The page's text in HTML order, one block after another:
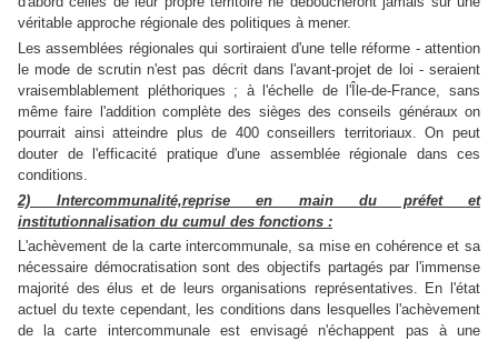
véritable approche régionale des politiques à mener.
Les assemblées régionales qui sortiraient d'une telle réforme - attention
le mode de scrutin n'est pas décrit dans l'avant-projet de loi - seraient
vraisemblablement pléthoriques ; à l'échelle de l'Île-de-France, sans
même faire l'addition complète des sièges des conseils généraux on
pourrait ainsi atteindre plus de 400 conseillers territoriaux. On peut
douter de l'efficacité pratique d'une assemblée régionale dans ces
conditions.
2) Intercommunalité,reprise en main du préfet et
institutionnalisation du cumul des fonctions :
L'achèvement de la carte intercommunale, sa mise en cohérence et sa
nécessaire démocratisation sont des objectifs partagés par l'immense
majorité des élus et de leurs organisations représentatives. En l'état
actuel du texte cependant, les conditions dans lesquelles l'achèvement
de la carte intercommunale est envisagé n'échappent pas à une